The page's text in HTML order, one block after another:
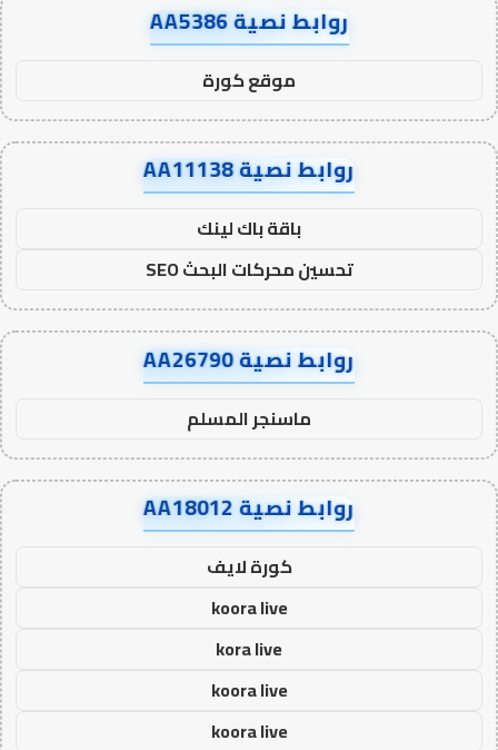
روابط نصية AA5386
موقع كورة
روابط نصية AA11138
باقة باك لينك
تحسين محركات البحث SEO
روابط نصية AA26790
ماسنجر المسلم
روابط نصية AA18012
كورة لايف
koora live
kora live
koora live
koora live